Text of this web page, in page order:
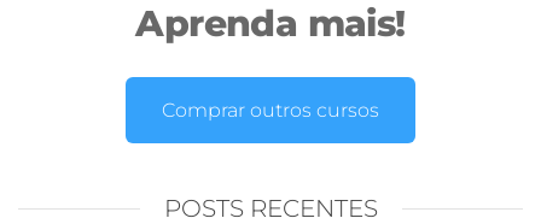
Aprenda mais!
Comprar outros cursos
POSTS RECENTES